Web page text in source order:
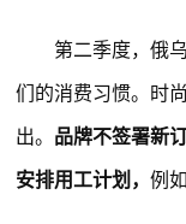
第二季度，俄
们的消费习惯。时
出。 品牌不签署新
安排用工计划，例